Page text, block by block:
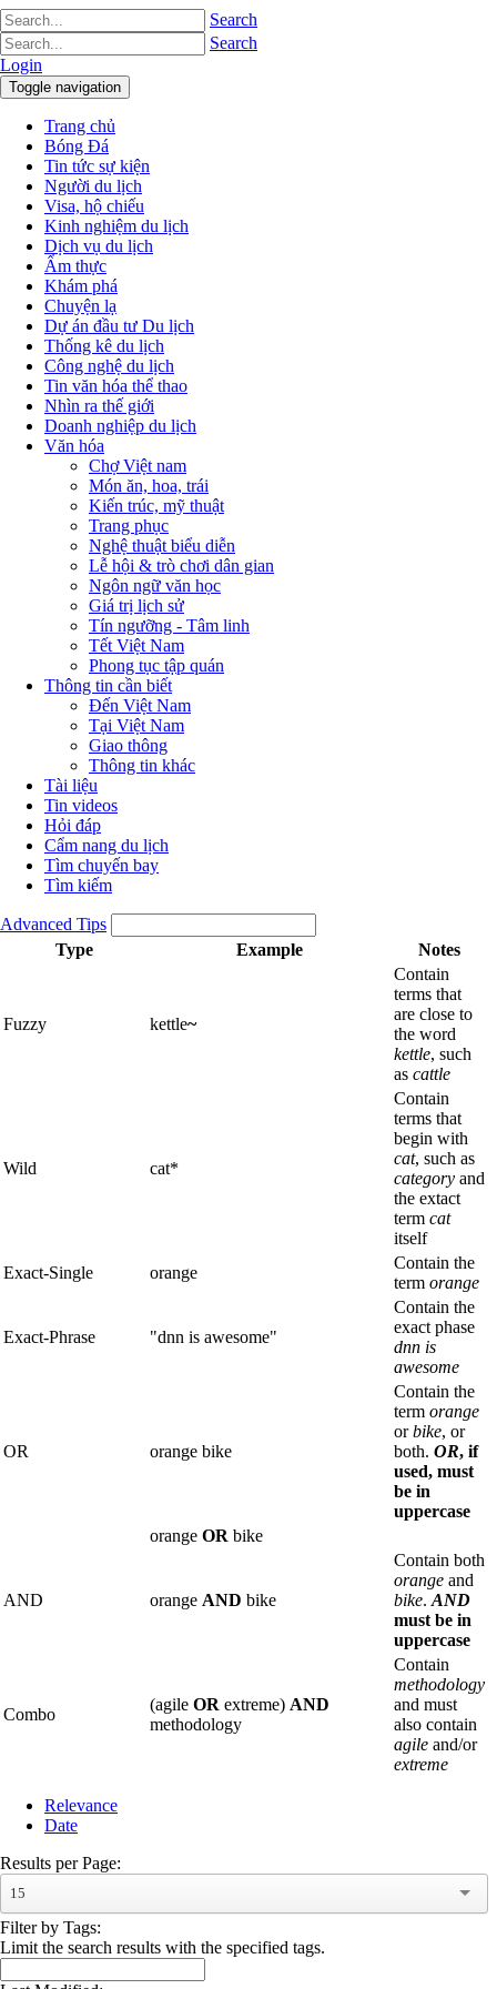
Search
Search
Login
Toggle navigation
Trang chủ
Bóng Đá
Tin tức sự kiện
Người du lịch
Visa, hộ chiếu
Kinh nghiệm du lịch
Dịch vụ du lịch
Ẩm thực
Khám phá
Chuyện lạ
Dự án đầu tư Du lịch
Thống kê du lịch
Công nghệ du lịch
Tin văn hóa thể thao
Nhìn ra thế giới
Doanh nghiệp du lịch
Văn hóa
Chợ Việt nam
Món ăn, hoa, trái
Kiến trúc, mỹ thuật
Trang phục
Nghệ thuật biểu diễn
Lễ hội & trò chơi dân gian
Ngôn ngữ văn học
Giá trị lịch sử
Tín ngưỡng - Tâm linh
Tết Việt Nam
Phong tục tập quán
Thông tin cần biết
Đến Việt Nam
Tại Việt Nam
Giao thông
Thông tin khác
Tài liệu
Tin videos
Hỏi đáp
Cẩm nang du lịch
Tìm chuyến bay
Tìm kiếm
Advanced Tips
Type
Example Notes
Fuzzy kettle~
Contain
terms that
are close to
the word
kettle, such
as cattle
Wild cat*
Contain
terms that
begin with
cat, such as
category and
the extact
term cat
itself
Exact-Single
orange
Contain the
term orange
Exact-Phrase "dnn is awesome"
Contain the
exact phase
dnn is
awesome
OR orange bike
Contain the
term orange
orbike, or
both. OR, if
used, must
be in
uppercase
orange OR bike
AND orange AND bike
Contain both
orange and
bike. AND
must be in
uppercase
Combo
(agile OR extreme) AND
methodology
Contain
methodology
and must
also contain
agile and/or
extreme
Relevance
Date
Results per Page:
15
Filter by Tags:
Limit the search results with the specified tags.